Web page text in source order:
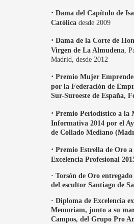
· Dama del Capítulo de
Católica desde 2009
· Dama de la Corte de
Virgen de La Almudena ,
Madrid, desde 2012
· Premio Mujer
por la Federación de
Sur-Suroeste de España,
· Premio Periodístico a la
Informativa 2014 por el
de Collado Mediano
· Premio Estrella de Oro a
Excelencia Profesional
· Torsón de Oro
del escultor Santiago de
· Diploma de Excelencia
Memoriam, junto a su
Campos, del Grupo Pro